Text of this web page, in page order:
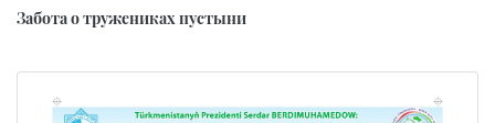
Забота о тружениках пустыни